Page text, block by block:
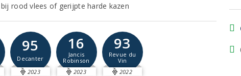
rood vlees of gerijpte harde kazen
95
Decanter
2023
16
Jancis
Robinson
2023
93
Revue du
Vin
2022